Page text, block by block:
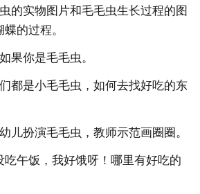
虫的实物图片和毛毛虫生长过程的图
的过程。
果你是毛毛虫。
们都是小毛毛虫，如何去找好吃的东
儿扮演毛毛虫，教师示范画圈圈。
吃午饭，我好饿呀！哪里有好吃的